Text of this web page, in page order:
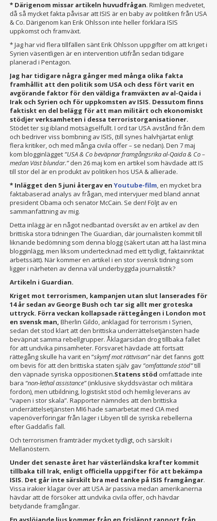
* Därigenom missar artikeln huvudfrågan. Rimligen medvetet,
då så mycket fakta påvisar att ISIS är en baby av politiken från USA
& Co. Därigenom kan Erik Ohlsson inte heller förklara ISIS
uppkomst och framväxt.
* Jag har vid flera tillfällen sänt Erik Ohlsson uppgifter om att kriget i
Syrien väsentligen är en intervention utifrån sedan tidigare
planerad i Pentagon.
Jag har tidigare några gånger med många olika fakta
framhållit att den politik som USA och dess fört varit en
avgörande faktor för den väldiga framväxten av al-Qaida i
Irak och Syrien och för uppkomsten av ISIS. Dessutom finns
faktiskt en del belägg för att man militärt och ekonomiskt
stödjer verksamheten i dessa terroristorganisationer.
Stödet ter sig ibland motsägselfullt. I ord tar USA avstånd från dem
och bedriver viss bombning av ISIS, (till synes halvhjärtat enligt
flera kritiker, och med många civila offer – se nedan). Den 7 maj
kom blogginlägget ”USA & Co beväpnar framgångsrika al-Qaida & Co –
medan Väst blundar.”den 26 maj kom en artikel som hävdade att IS
till stor del är en produkt av politiken hos USA & allierade.
* Inlägget den 5 juni återgav en Youtube-film, en mycket bra
faktabaserad analys av frågan, med intervjuer med bland annat
president Obama och senator McCain. Se den! Följt av en
sammanfattning av mig.
Detta inlägg är en något nedbantad översikt av en artikel av den
brittiska stora tidningen The Guardian, där journalisten kommit till
liknande bedömning som denna blogg (säkert utan att ha läst mina
blogginlägg, men liksom undertecknad med ett tydligt, faktainriktat
arbetssätt). När kommer en artikel i en stor svensk tidning som
ligger i närheten av denna väl underbyggda journalistik?
Artikeln i Guardian.
Kriget mot terrorismen, kampanjen utan slut lanserades för
14 år sedan av George Bush och tar sig allt mer groteska
uttryck. Förra veckan kollapsade rättegången i London mot
en svensk man, Bherlin Gildo, anklagad för terrorism i Syrien,
sedan det stod klart att den brittiska underrättelsetjänsten hade
beväpnat samma rebellgrupper. Åklagarsidan drog tillbaka fallet
för att undvika pinsamheter. Försvaret hävdade att fortsatt
rättegång skulle ha varit en ”skymf mot rättvisan”när det fanns gott
om bevis för att den brittiska staten själv gav ”omfattande stöd”till
den väpnade syriska oppositionen.Statens stöd omfattade inte
bara “non-lethal assistance”(inklusive skyddsvästar och militära
fordon), men utbildning, logistiskt stöd och hemlig leverans av
”vapen i stor skala”. Rapporter nämndes att den brittiska
underrättelsetjänsten MI6 hade samarbetat med CIA med
vapenöverföringar från lager i Libyen till de syriska rebellerna
efter Gaddafis fall.
Och terrorismen framträder mycket tydligt, och särskilt i
Mellanöstern.
Under det senaste året har västerländska krafter kommit
tillbaka till Irak, enligt officiella uppgifter för att bekämpa
ISIS. Det går inte särskilt bra med tanke på ISIS framgångar.
Vissa irakier klagar över att USA är passiva medan amerikanerna
hävdar att de försöker att undvika civila offer, och hävdar
betydande framgångar.